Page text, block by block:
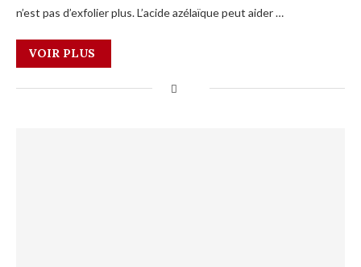
n’est pas d’exfolier plus. L’acide azélaïque peut aider …
VOIR PLUS